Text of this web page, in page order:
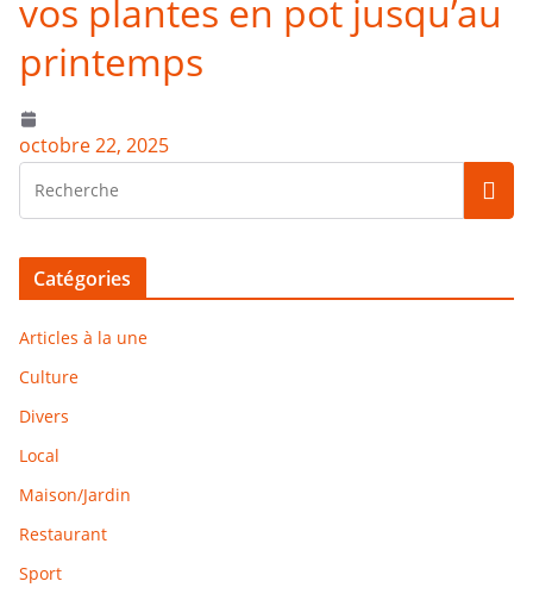
vos plantes en pot jusqu’au
printemps
octobre 22, 2025
Catégories
Articles à la une
Culture
Divers
Local
Maison/Jardin
Restaurant
Sport